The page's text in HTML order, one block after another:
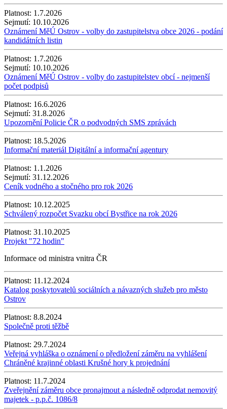
Platnost: 1.7.2026
Sejmutí: 10.10.2026
Oznámení MěÚ Ostrov - volby do zastupitelstva obce 2026 - podání
kandidátních listin
Platnost: 1.7.2026
Sejmutí: 10.10.2026
Oznámení MěÚ Ostrov - volby do zastupitelstev obcí - nejmenší
počet podpisů
Platnost: 16.6.2026
Sejmutí: 31.8.2026
Upozornění Policie ČR o podvodných SMS zprávách
Platnost: 18.5.2026
Informační materiál Digitální a informační agentury
Platnost: 1.1.2026
Sejmutí: 31.12.2026
Ceník vodného a stočného pro rok 2026
Platnost: 10.12.2025
Schválený rozpočet Svazku obcí Bystřice na rok 2026
Platnost: 31.10.2025
Projekt "72 hodin"
Informace od ministra vnitra ČR
Platnost: 11.12.2024
Katalog poskytovatelů sociálních a návazných služeb pro město
Ostrov
Platnost: 8.8.2024
Společně proti těžbě
Platnost: 29.7.2024
Veřejná vyhláška o oznámení o předložení záměru na vyhlášení
Chráněné krajinné oblasti Krušné hory k projednání
Platnost: 11.7.2024
Zveřejnění záměru obce pronajmout a následně odprodat nemovitý
majetek - p.p.č. 1086/8